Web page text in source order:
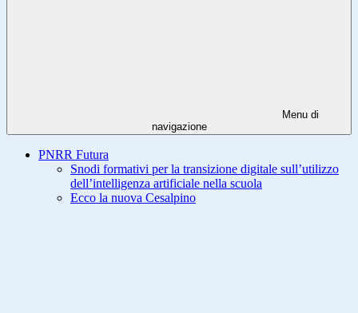
Menu di
navigazione
PNRR Futura
Snodi formativi per la transizione digitale sull’utilizzo
dell’intelligenza artificiale nella scuola
Ecco la nuova Cesalpino